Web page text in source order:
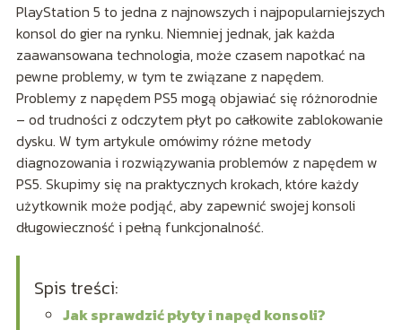
PlayStation 5 to jedna z najnowszych i najpopularniejszych
konsol do gier na rynku. Niemniej jednak, jak każda
zaawansowana technologia, może czasem napotkać na
pewne problemy, w tym te związane z napędem.
Problemy z napędem PS5 mogą objawiać się różnorodnie
– od trudności z odczytem płyt po całkowite zablokowanie
dysku. W tym artykule omówimy różne metody
diagnozowania i rozwiązywania problemów z napędem w
PS5. Skupimy się na praktycznych krokach, które każdy
użytkownik może podjąć, aby zapewnić swojej konsoli
długowieczność i pełną funkcjonalność.
Spis treści:
Jak sprawdzić płyty i napęd konsoli?